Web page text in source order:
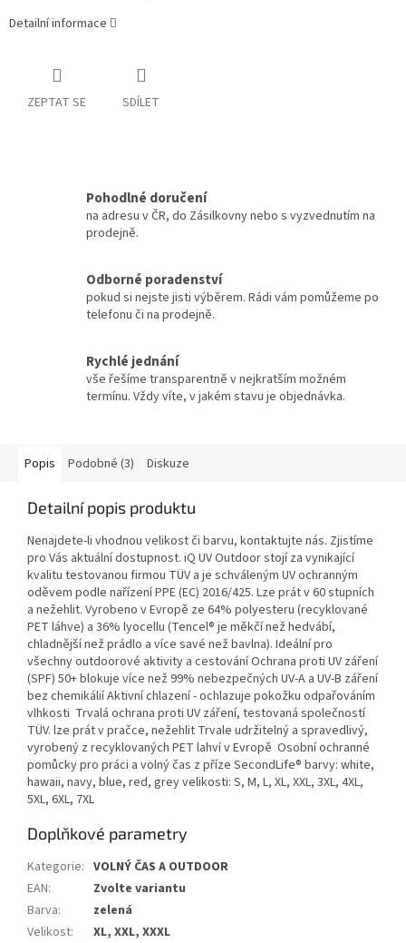
Detailní informace
ZEPTAT SE SDÍLET
Pohodlné doručení
na adresu v ČR, do Zásilkovny nebo s vyzvednutím na
prodejně.
Odborné poradenství
pokud si nejste jisti výběrem. Rádi vám pomůžeme po
telefonu či na prodejně.
Rychlé jednání
vše řešíme transparentně v nejkratším možném
termínu. Vždy víte, v jakém stavu je objednávka.
Popis Podobné (3) Diskuze
Detailní popis produktu
Nenajdete-li vhodnou velikost či barvu, kontaktujte nás. Zjistíme
pro Vás aktuální dostupnost. iQ UV Outdoor stojí za vynikající
kvalitu testovanou firmou TÜV a je schváleným UV ochranným
oděvem podle nařízení PPE (EC) 2016/425. Lze prát v 60 stupních
a nežehlit. Vyrobeno v Evropě ze 64% polyesteru (recyklované
PET láhve) a 36% lyocellu (Tencel® je měkčí než hedvábí,
chladnější než prádlo a více savé než bavlna). Ideální pro
všechny outdoorové aktivity a cestování Ochrana proti UV záření
(SPF) 50+ blokuje více než 99% nebezpečných UV-A a UV-B záření
bez chemikálií Aktivní chlazení - ochlazuje pokožku odpařováním
vlhkosti Trvalá ochrana proti UV záření, testovaná společností
TÜV. lze prát v pračce, nežehlit Trvale udržitelný a spravedlivý,
vyrobený z recyklovaných PET lahví v Evropě Osobní ochranné
pomůcky pro práci a volný čas z příze SecondLife® barvy: white,
hawaii, navy, blue, red, grey velikosti: S, M, L, XL, XXL, 3XL, 4XL,
5XL, 6XL, 7XL
Doplňkové parametry
Kategorie: VOLNÝ ČAS A OUTDOOR
EAN:
Zvolte variantu
Barva:
zelená
Velikost:
XL, XXL, XXXL